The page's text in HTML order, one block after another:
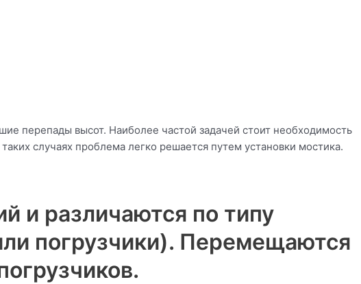
перепады высот. Наиболее частой задачей стоит необходимость
случаях проблема легко решается путем установки мостика.
и различаются по типу
погрузчики). Перемещаются